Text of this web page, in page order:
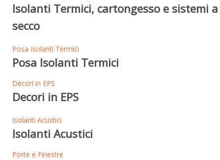
Isolanti Termici, cartongesso e sistemi a
secco
Posa Isolanti Termici
Posa Isolanti Termici
Decori in EPS
Decori in EPS
Isolanti Acustici
Isolanti Acustici
Porte e Finestre